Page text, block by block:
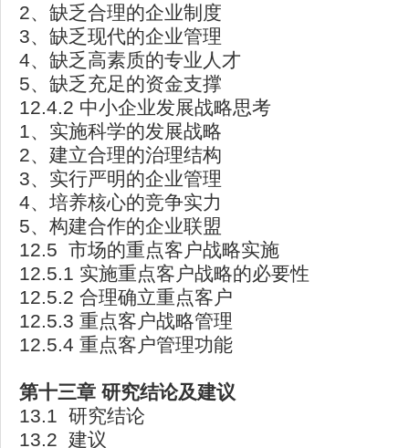
2、缺乏合理的企业制度
3、缺乏现代的企业管理
4、缺乏高素质的专业人才
5、缺乏充足的资金支撑
12.4.2 中小企业发展战略思考
1、实施科学的发展战略
2、建立合理的治理结构
3、实行严明的企业管理
4、培养核心的竞争实力
5、构建合作的企业联盟
12.5 市场的重点客户战略实施
12.5.1 实施重点客户战略的必要性
12.5.2 合理确立重点客户
12.5.3 重点客户战略管理
12.5.4 重点客户管理功能
第十三章 研究结论及建议
13.1 研究结论
13.2 建议